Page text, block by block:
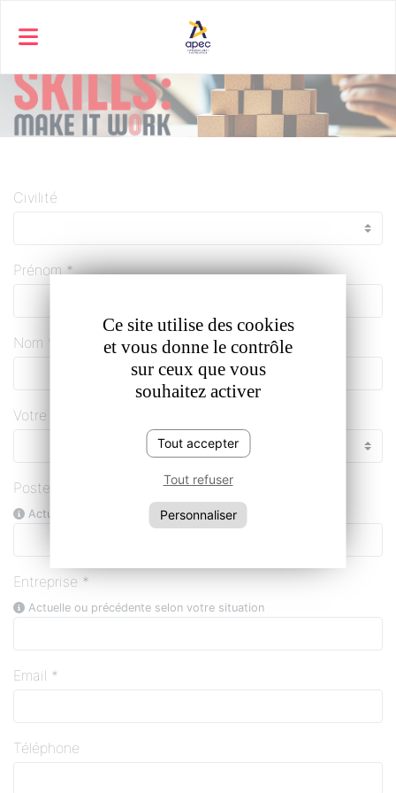
Civilité
Prénom *
Nom *
Votre situation *
Poste *
Actuel ou visé selon votre situation
Entreprise *
Actuelle ou précédente selon votre situation
Email *
Téléphone
Ce site utilise des cookies
et vous donne le contrôle
sur ceux que vous
souhaitez activer
Tout accepter
Tout refuser
Personnaliser